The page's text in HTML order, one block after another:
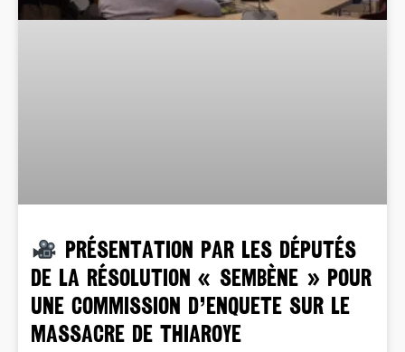
PRÉSENTATION PAR LES DÉPUTÉS
DE LA RÉSOLUTION « SEMBÈNE » POUR
UNE COMMISSION D’ENQUETE SUR LE
MASSACRE DE THIAROYE